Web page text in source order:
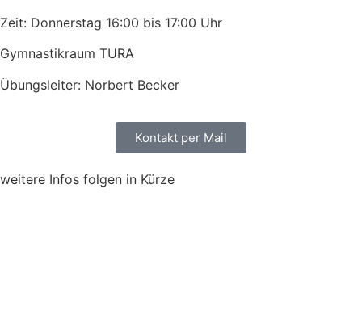
Zeit: Donnerstag 16:00 bis 17:00 Uhr
Gymnastikraum TURA
Übungsleiter: Norbert Becker
Kontakt per Mail
weitere Infos folgen in Kürze